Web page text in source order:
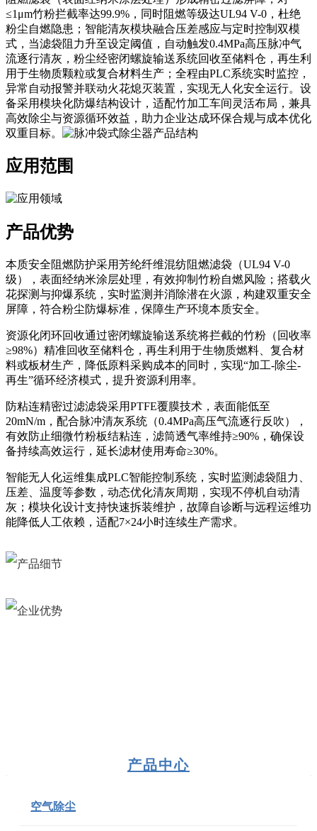
≤1μm竹粉拦截率达99.9%，同时阻燃等级达UL94 V-0，杜绝
粉尘自燃隐患；智能清灰模块融合压差感应与定时控制双模
式，当滤袋阻力升至设定阈值，自动触发0.4MPa高压脉冲气
流逐行清灰，粉尘经密闭螺旋输送系统回收至储料仓，再生利
用于生物质颗粒或复合材料生产；全程由PLC系统实时监控，
异常自动报警并联动火花熄灭装置，实现无人化安全运行。设
备采用模块化防爆结构设计，适配竹加工车间灵活布局，兼具
高效除尘与资源循环效益，助力企业达成环保合规与成本优化
双重目标。
应用范围
产品优势
本质安全阻燃防护采用芳纶纤维混纺阻燃滤袋（UL94 V-0
级），表面经纳米涂层处理，有效抑制竹粉自燃风险；搭载火
花探测与抑爆系统，实时监测并消除潜在火源，构建双重安全
屏障，符合粉尘防爆标准，保障生产环境本质安全。
资源化闭环回收通过密闭螺旋输送系统将拦截的竹粉（回收率
≥98%）精准回收至储料仓，再生利用于生物质燃料、复合材
料或板材生产，降低原料采购成本的同时，实现“加工-除尘-
再生”循环经济模式，提升资源利用率。
防粘连精密过滤滤袋采用PTFE覆膜技术，表面能低至
20mN/m，配合脉冲清灰系统（0.4MPa高压气流逐行反吹），
有效防止细微竹粉板结粘连，滤筒透气率维持≥90%，确保设
备持续高效运行，延长滤材使用寿命≥30%。
智能无人化运维集成PLC智能控制系统，实时监测滤袋阻力、
压差、温度等参数，动态优化清灰周期，实现不停机自动清
灰；模块化设计支持快速拆装维护，故障自诊断与远程运维功
能降低人工依赖，适配7×24小时连续生产需求。
产品中心
空气除尘